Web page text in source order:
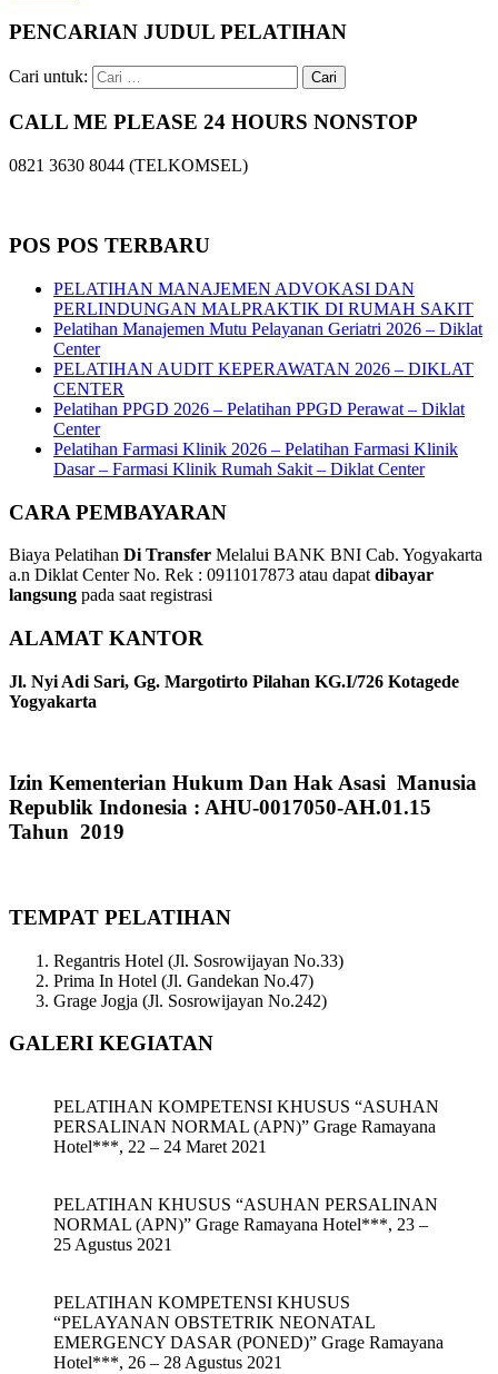
PENCARIAN JUDUL PELATIHAN
Cari untuk:
CALL ME PLEASE 24 HOURS NONSTOP
0821 3630 8044 (TELKOMSEL)
POS POS TERBARU
PELATIHAN MANAJEMEN ADVOKASI DAN
PERLINDUNGAN MALPRAKTIK DI RUMAH SAKIT
Pelatihan Manajemen Mutu Pelayanan Geriatri 2026 – Diklat
Center
PELATIHAN AUDIT KEPERAWATAN 2026 – DIKLAT
CENTER
Pelatihan PPGD 2026 – Pelatihan PPGD Perawat – Diklat
Center
Pelatihan Farmasi Klinik 2026 – Pelatihan Farmasi Klinik
Dasar – Farmasi Klinik Rumah Sakit – Diklat Center
CARA PEMBAYARAN
Biaya Pelatihan Di Transfer Melalui BANK BNI Cab. Yogyakarta
a.n Diklat Center No. Rek : 0911017873 atau dapatdibayar
langsung pada saat registrasi
ALAMAT KANTOR
Jl. Nyi Adi Sari, Gg. Margotirto Pilahan KG.I/726 Kotagede
Yogyakarta
Izin Kementerian Hukum Dan Hak Asasi Manusia
Republik Indonesia : AHU-0017050-AH.01.15
Tahun 2019
TEMPAT PELATIHAN
Regantris Hotel (Jl. Sosrowijayan No.33)
Prima In Hotel (Jl. Gandekan No.47)
Grage Jogja (Jl. Sosrowijayan No.242)
GALERI KEGIATAN
PELATIHAN KOMPETENSI KHUSUS “ASUHAN
PERSALINAN NORMAL (APN)” Grage Ramayana
Hotel***, 22 – 24 Maret 2021
PELATIHAN KHUSUS “ASUHAN PERSALINAN
NORMAL (APN)” Grage Ramayana Hotel***, 23 –
25 Agustus 2021
PELATIHAN KOMPETENSI KHUSUS
“PELAYANAN OBSTETRIK NEONATAL
EMERGENCY DASAR (PONED)” Grage Ramayana
Hotel***, 26 – 28 Agustus 2021